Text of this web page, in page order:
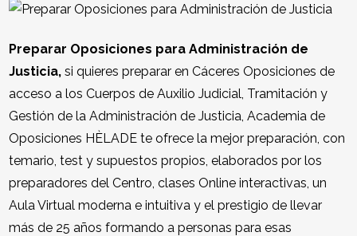
Preparar Oposiciones para Administración de
Justicia, si quieres preparar en Cáceres Oposiciones de
acceso a los Cuerpos de Auxilio Judicial, Tramitación y
Gestión de la Administración de Justicia, Academia de
Oposiciones HÈLADE te ofrece la mejor preparación, con
temario, test y supuestos propios, elaborados por los
preparadores del Centro, clases Online interactivas, un
Aula Virtual moderna e intuitiva y el prestigio de llevar
más de 25 años formando a personas para esas